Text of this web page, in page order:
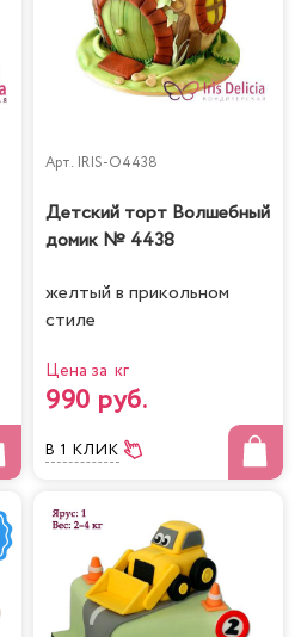
Арт. IRIS-O4438
Детский торт Волшебный
домик № 4438
желтый в прикольном
стиле
Цена за кг
990 руб.
В 1 КЛИК